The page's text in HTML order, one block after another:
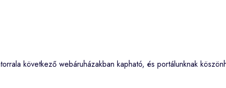
következő webáruházakban kapható, és portálunknak